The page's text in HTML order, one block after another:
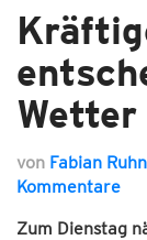
Wetter
von Fabian
Kommentare
Zum Dienstag